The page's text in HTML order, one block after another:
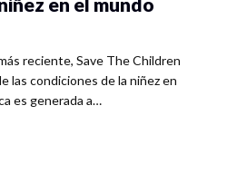
reciente, Save The Children
las condiciones de la niñez en
es generada a…